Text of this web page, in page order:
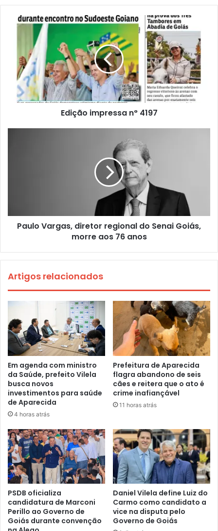
Edição impressa n° 4197
Paulo Vargas, diretor regional do Senai Goiás,
morre aos 76 anos
Artigos relacionados
Em agenda com ministro
da Saúde, prefeito Vilela
busca novos
investimentos para saúde
de Aparecida
4 horas atrás
Prefeitura de Aparecida
flagra abandono de seis
cães e reitera que o ato é
crime inafiançável
11 horas atrás
PSDB oficializa
candidatura de Marconi
Perillo ao Governo de
Goiás durante convenção
Daniel Vilela define Luiz do
Carmo como candidato a
vice na disputa pelo
Governo de Goiás